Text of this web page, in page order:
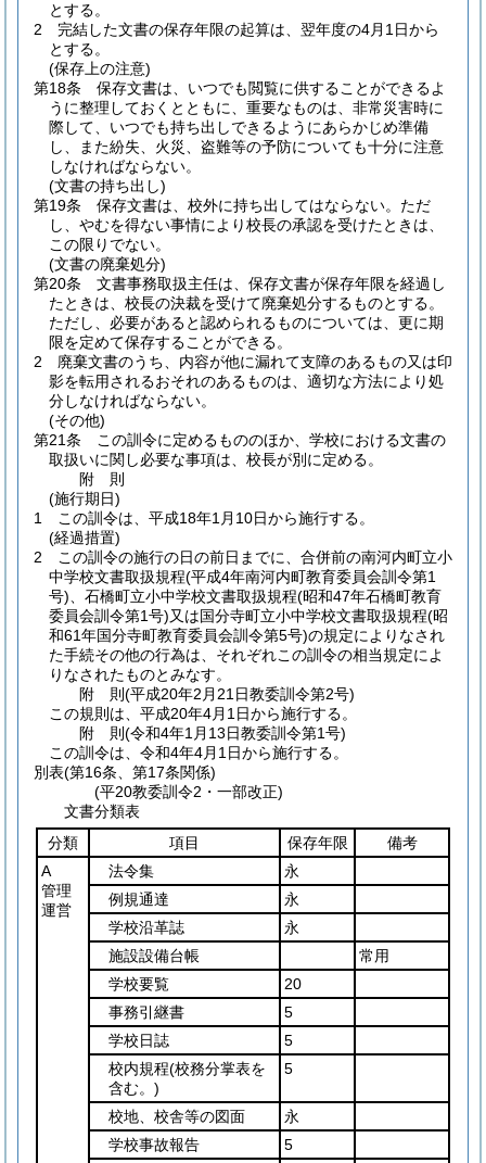
とする。
2
完結した文書の保存年限の起算は、翌年度の4月1日から
とする。
(保存上の注意)
第18条
保存文書は、いつでも閲覧に供することができるよ
うに整理しておくとともに、重要なものは、非常災害時に
際して、いつでも持ち出しできるようにあらかじめ準備
し、また紛失、火災、盗難等の予防についても十分に注意
しなければならない。
(文書の持ち出し)
第19条
保存文書は、校外に持ち出してはならない。 ただ
し、やむを得ない事情により校長の承認を受けたときは、
この限りでない。
(文書の廃棄処分)
第20条
文書事務取扱主任は、保存文書が保存年限を経過し
たときは、校長の決裁を受けて廃棄処分するものとする。
ただし、必要があると認められるものについては、更に期
限を定めて保存することができる。
2
廃棄文書のうち、内容が他に漏れて支障のあるもの又は印
影を転用されるおそれのあるものは、適切な方法により処
分しなければならない。
(その他)
第21条
この訓令に定めるもののほか、学校における文書の
取扱いに関し必要な事項は、校長が別に定める。
附 則
(施行期日)
1
この訓令は、平成18年1月10日から施行する。
(経過措置)
2
この訓令の施行の日の前日までに、合併前の南河内町立小
中学校文書取扱規程(平成4年南河内町教育委員会訓令第1
号) 、石橋町立小中学校文書取扱規程(昭和47年石橋町教育
委員会訓令第1号)又は国分寺町立小中学校文書取扱規程(昭
和61年国分寺町教育委員会訓令第5号)の規定によりなされ
た手続その他の行為は、それぞれこの訓令の相当規定によ
りなされたものとみなす。
附 則(平成20年2月21日教委訓令第2号)
この規則は、平成20年4月1日から施行する。
附 則(令和4年1月13日教委訓令第1号)
この訓令は、令和4年4月1日から施行する。
別表(第16条、第17条関係)
(平20教委訓令2・一部改正)
文書分類表
分類
項目 保存年限
備考
A
管理
運営
法令集
永
例規通達
永
学校沿革誌
永
施設設備台帳
常用
学校要覧
20
事務引継書
5
学校日誌
5
校内規程(校務分掌表を
含む。)
5
校地、校舎等の図面
永
学校事故報告
5